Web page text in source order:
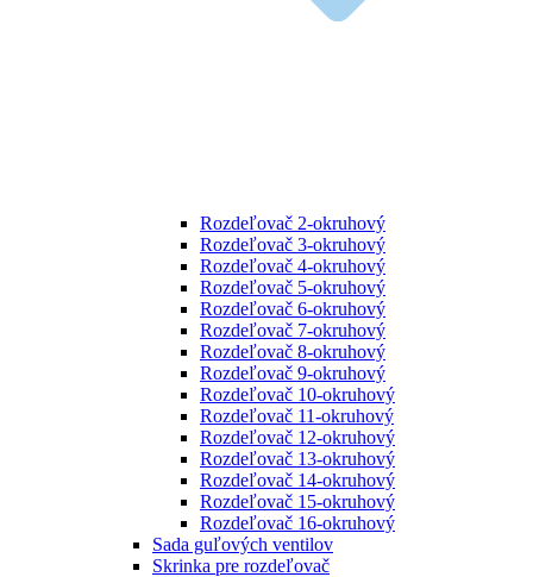
Rozdeľovač 2-okruhový
Rozdeľovač 3-okruhový
Rozdeľovač 4-okruhový
Rozdeľovač 5-okruhový
Rozdeľovač 6-okruhový
Rozdeľovač 7-okruhový
Rozdeľovač 8-okruhový
Rozdeľovač 9-okruhový
Rozdeľovač 10-okruhový
Rozdeľovač 11-okruhový
Rozdeľovač 12-okruhový
Rozdeľovač 13-okruhový
Rozdeľovač 14-okruhový
Rozdeľovač 15-okruhový
Rozdeľovač 16-okruhový
Sada guľových ventilov
Skrinka pre rozdeľovač